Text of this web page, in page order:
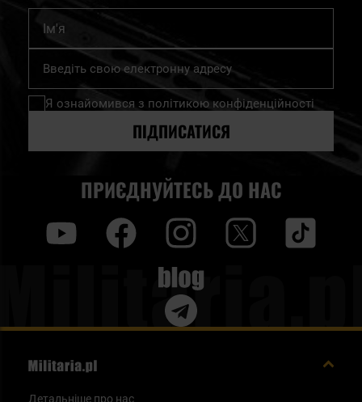
Підпишіться
нашу
розсилку
Я ознайомився з політикою конфіденційності
ПІДПИСАТИСЯ
ПРИЄДНУЙТЕСЬ ДО НАС
Blog
Детальніше про нас